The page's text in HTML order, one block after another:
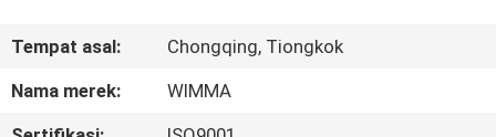
TENTANG
Tempat asal:
Chongqing, Tiongkok
Nama merek:
WIMMA